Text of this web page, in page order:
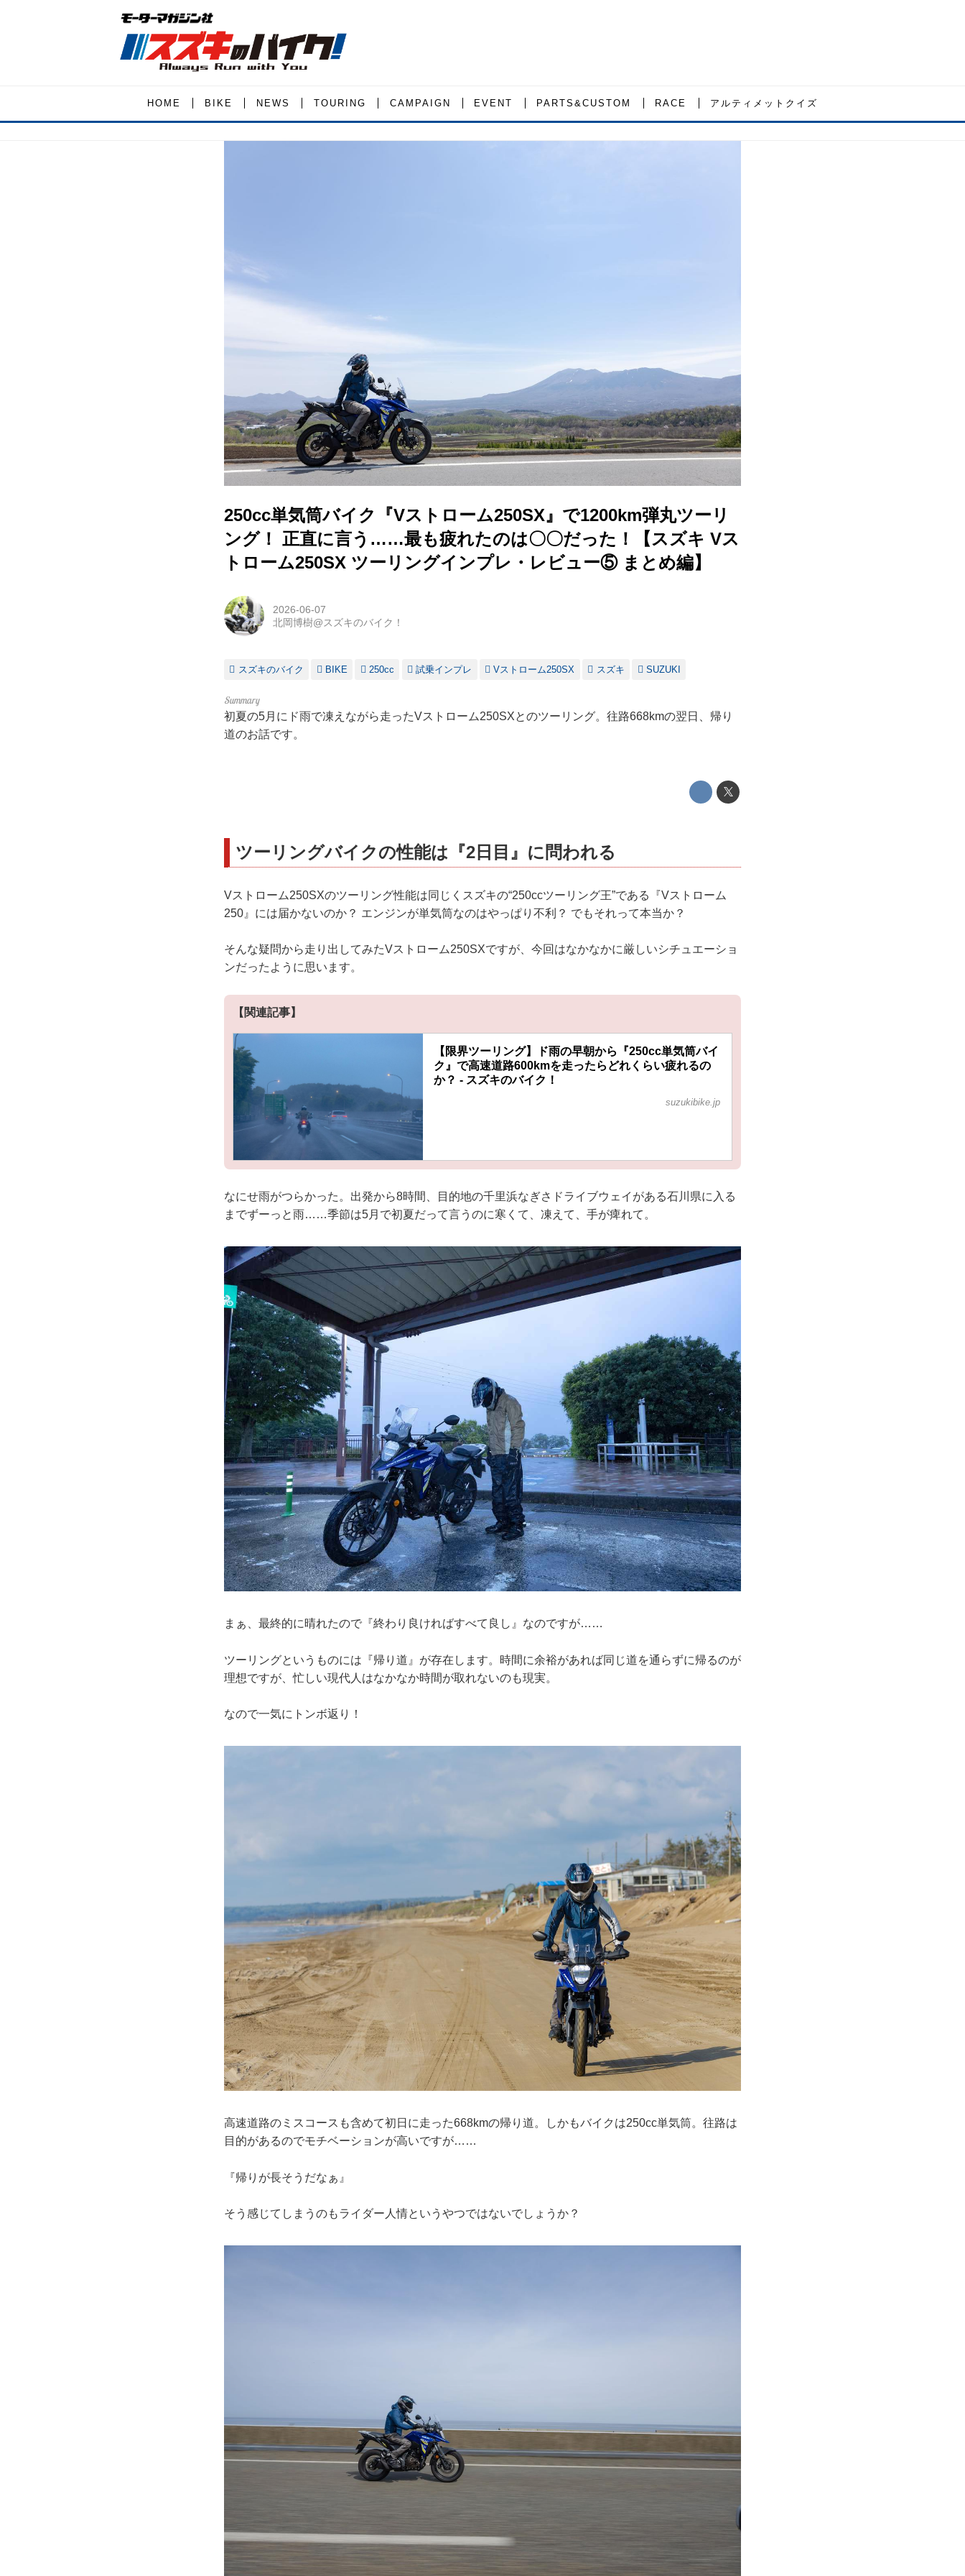
HOME BIKE NEWS TOURING CAMPAIGN EVENT PARTS&CUSTOM RACE アルティメットクイズ
250cc単気筒バイク『Vストローム250SX』で1200km弾丸ツーリ
ング！ 正直に言う……最も疲れたのは〇〇だった！【スズキ Vス
トローム250SX ツーリングインプレ・レビュー⑤ まとめ編】
2026-06-07
北岡博樹@スズキのバイク！
スズキのバイク BIKE 250cc 試乗インプレ Vストローム250SX スズキ SUZUKI
初夏の5月にド雨で凍えながら走ったVストローム250SXとのツーリング。往路668kmの翌日、帰り
道のお話です。
ツーリングバイクの性能は『2日目』に問われる
Vストローム250SXのツーリング性能は同じくスズキの“250ccツーリング王”である『Vストローム
250』には届かないのか？ エンジンが単気筒なのはやっぱり不利？ でもそれって本当か？
そんな疑問から走り出してみたVストローム250SXですが、今回はなかなかに厳しいシチュエーショ
ンだったように思います。
【関連記事】
【限界ツーリング】ド雨の早朝から『250cc単気筒バイ
ク』で高速道路600kmを走ったらどれくらい疲れるの
か？ - スズキのバイク！
suzukibike.jp
なにせ雨がつらかった。出発から8時間、目的地の千里浜なぎさドライブウェイがある石川県に入る
までずーっと雨……季節は5月で初夏だって言うのに寒くて、凍えて、手が痺れて。
まぁ、最終的に晴れたので『終わり良ければすべて良し』なのですが……
ツーリングというものには『帰り道』が存在します。時間に余裕があれば同じ道を通らずに帰るのが
理想ですが、忙しい現代人はなかなか時間が取れないのも現実。
なので一気にトンボ返り！
高速道路のミスコースも含めて初日に走った668kmの帰り道。しかもバイクは250cc単気筒。往路は
目的があるのでモチベーションが高いですが……
『帰りが長そうだなぁ』
そう感じてしまうのもライダー人情というやつではないでしょうか？